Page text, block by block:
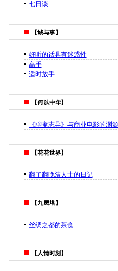
七日谈
【城与事】
好听的话具有迷惑性
高手
适时放手
【何以中华】
《聊斋志异》与商业电影的渊源
【花花世界】
翻了翻晚清人士的日记
【九层塔】
丝绸之都的茶食
【人情时刻】